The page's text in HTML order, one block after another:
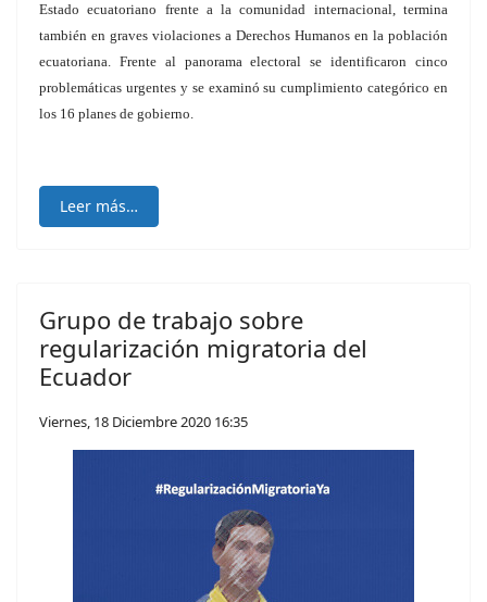
Estado ecuatoriano frente a la comunidad internacional, termina
también en graves violaciones a Derechos Humanos en la población
ecuatoriana. Frente al panorama electoral se identificaron cinco
problemáticas urgentes y se examinó su cumplimiento categórico en
los 16 planes de gobierno.
Leer más…
Grupo de trabajo sobre
regularización migratoria del
Ecuador
Viernes, 18 Diciembre 2020 16:35